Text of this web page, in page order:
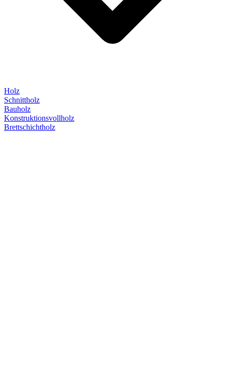
Holz
Schnittholz
Bauholz
Konstruktionsvollholz
Brettschichtholz